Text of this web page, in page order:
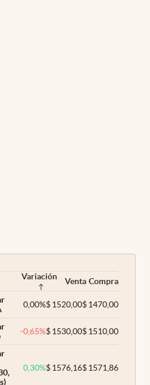
Variación Venta Compra
0,00%$1520,00$1470,00
-0,65%$1530,00$1510,00
0,30%$1576,16$1571,86